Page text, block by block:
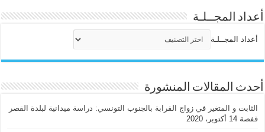
أعداد المجــلـة
أعداد المجــلـة
أحدث المقالات المنشورة
الثابت و المتغير في زواج القرابة بالجنوب التونسي: دراسة ميدانية لبلدة القصر
قفصة 14 أكتوبر، 2020